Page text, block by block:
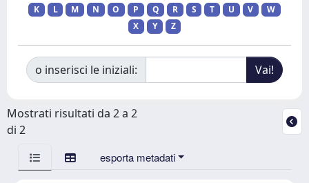
K
L M N O P Q R S T U V
W
X
Y Z
o inserisci le iniziali:
Mostrati risultati da 2 a 2
di 2
esporta metadati